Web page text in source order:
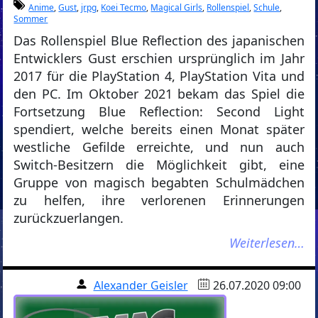
Anime,Gust, jrpg, Koei Tecmo, Magical Girls, Rollenspiel,Schule,
Sommer
Das Rollenspiel Blue Reflection des japanischen
Entwicklers Gust erschien ursprünglich im Jahr
2017 für die PlayStation 4, PlayStation Vita und
den PC. Im Oktober 2021 bekam das Spiel die
Fortsetzung Blue Reflection: Second Light
spendiert, welche bereits einen Monat später
westliche Gefilde erreichte, und nun auch
Switch-Besitzern die Möglichkeit gibt, eine
Gruppe von magisch begabten Schulmädchen
zu helfen, ihre verlorenen Erinnerungen
zurückzuerlangen.
Weiterlesen…
Alexander Geisler 26.07.2020 09:00